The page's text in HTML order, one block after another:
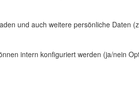
und auch weitere persönliche Daten
intern konfiguriert werden (ja/nein